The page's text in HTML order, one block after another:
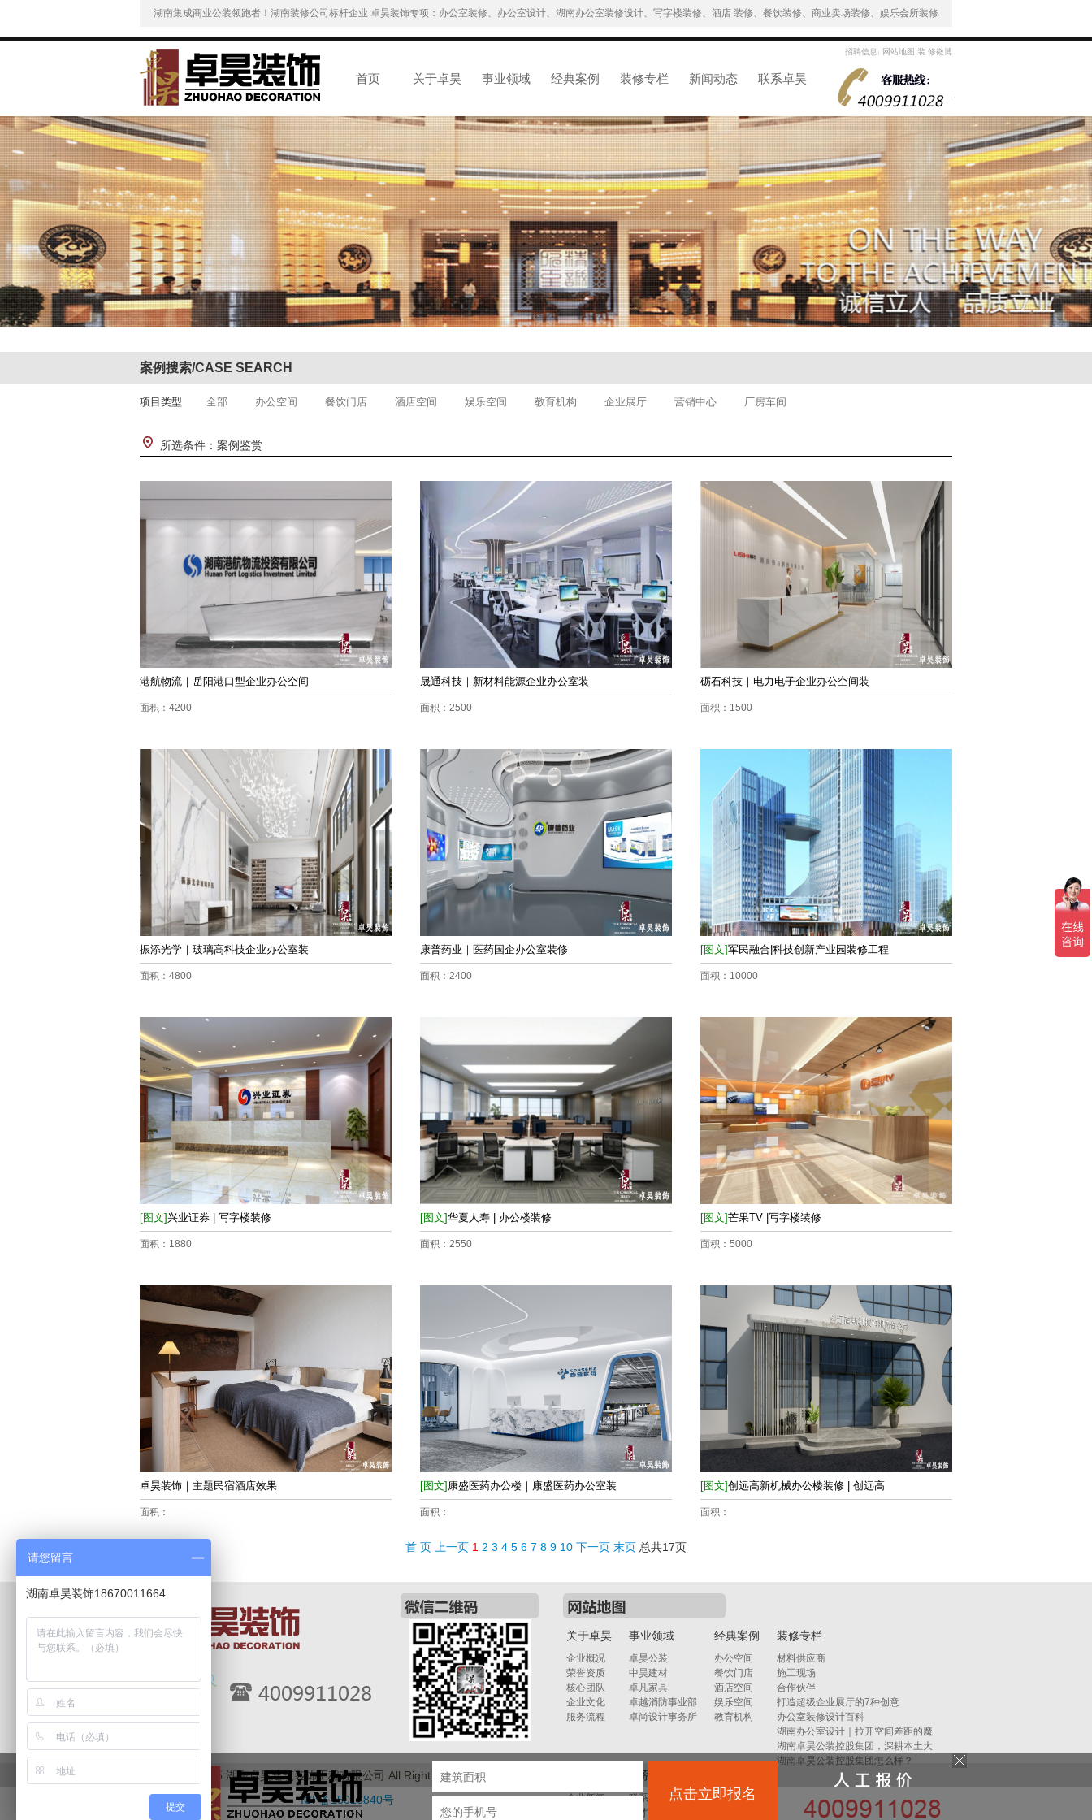
湖南集成商业公装领跑者！湖南装修公司标杆企业 卓昊装饰专项：办公室装修、办公室设计、湖南办公室装修设计、写字楼装修、酒店 装修、餐饮装修、商业卖场装修、娱乐会所装修
首页 关于卓昊 事业领域 经典案例 装修专栏 新闻动态 联系卓昊
招聘信息 | 网站地图 |装 修微博
案例搜索/CASE SEARCH
项目类型 全部 办公空间 餐饮门店 酒店空间 娱乐空间 教育机构 企业展厅 营销中心 厂房车间
所选条件：案例鉴赏
港航物流｜岳阳港口型企业办公空间
面积：4200
晟通科技｜新材料能源企业办公室装
面积：2500
砺石科技｜电力电子企业办公空间装
面积：1500
振添光学｜玻璃高科技企业办公室装
面积：4800
康普药业｜医药国企办公室装修
面积：2400
[图文]军民融合|科技创新产业园装修工程
面积：10000
[图文]兴业证券 | 写字楼装修
面积：1880
[图文]华夏人寿 | 办公楼装修
面积：2550
[图文]芒果TV |写字楼装修
面积：5000
卓昊装饰｜主题民宿酒店效果
面积：
[图文] 康盛医药办公楼｜康盛医药办公室装
面积：
[图文]创远高新机械办公楼装修 | 创远高
面积：
首 页 上一页 1 2 3 4 5 6 7 8 9 10 下一页 末页 总共17页
关于卓昊
企业概况
荣誉资质
核心团队
企业文化
服务流程
事业领域
卓昊公装
中昊建材
卓凡家具
卓越消防事业部
卓尚设计事务所
经典案例
办公空间
餐饮门店
酒店空间
娱乐空间
教育机构
装修专栏
材料供应商
施工现场
合作伙伴
打造超级企业展厅的7种创意
办公室装修设计百科
湖南办公室设计｜拉开空间差距的魔
湖南卓昊公装控股集团，深耕本土大
湖南卓昊公装控股集团怎么样？
企业新闻
联系卓昊
联系我们
人才招聘
Copyright 2015 湖南卓昊建筑装饰工程有限公司 All Right Reserved.
ICP备15016840号
点击立即报名
请您留言
湖南卓昊装饰18670011664
提交